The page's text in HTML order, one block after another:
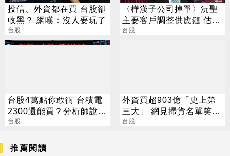
投信、外資都在買 台股卻
收黑？ 網嘆：沒人要玩了
台股
〈樺漢子公司掉單〉沅聖
主要客戶調整供應鏈 估衝
擊營收約3成
台股
台股4萬點你敢衝 台積電
2300還能買？分析師說話
了
台股
外資買超903億「史上第
三大」 網見掃貨名單笑：
不懂在幹嘛
台股
推薦閱讀